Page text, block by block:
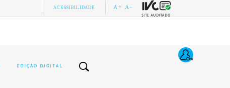
ACESSIBILIDADE A+ A-
EDIÇÃO DIGITAL